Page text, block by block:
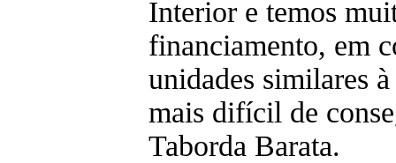
Interior e temos
financiamento, em
unidades similares
mais difícil de
Taborda Barata.